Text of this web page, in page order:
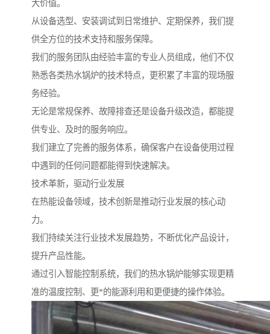
大价值。
从设备选型、安装调试到日常维护、定期保养，我们提
供全方位的技术支持和服务保障。
我们的服务团队由经验丰富的专业人员组成，他们不仅
熟悉各类热水锅炉的技术特点，更积累了丰富的现场服
务经验。
无论是常规保养、故障排查还是设备升级改造，都能提
供专业、及时的服务响应。
我们建立了完善的服务体系，确保客户在设备使用过程
中遇到的任何问题都能得到快速解决。
技术革新，驱动行业发展
在热能设备领域，技术创新是推动行业发展的核心动
力。
我们持续关注行业技术发展趋势，不断优化产品设计，
提升产品性能。
通过引入智能控制系统，我们的热水锅炉能够实现更精
准的温度控制、更*的能源利用和更便捷的操作体验。